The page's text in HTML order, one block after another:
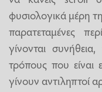
φυσιολογικά μέρη
παρατεταμένες
γίνονται
τρόπους που
γίνουν αντιληπτοί